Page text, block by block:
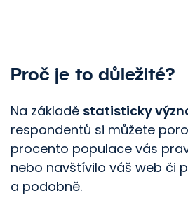
Proč je to důležité?
Na základě statisticky
respondentů si můžete
procento populace vás
nebo navštívilo váš web či
a podobně.